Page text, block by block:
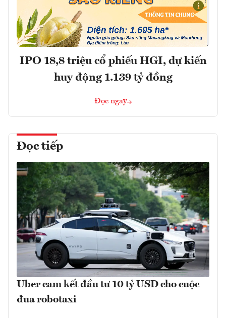
IPO 18,8 triệu cổ phiếu HGI, dự kiến
huy động 1.139 tỷ đồng
Đọc ngay
Đọc tiếp
Uber cam kết đầu tư 10 tỷ USD cho cuộc
đua robotaxi